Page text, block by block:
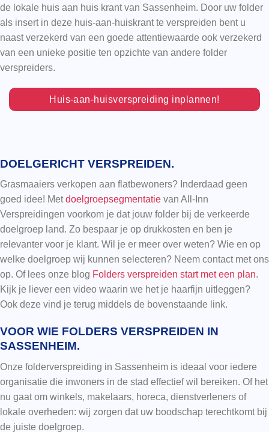
de lokale huis aan huis krant van Sassenheim. Door uw folder
als insert in deze huis-aan-huiskrant te verspreiden bent u
naast verzekerd van een goede attentiewaarde ook verzekerd
van een unieke positie ten opzichte van andere folder
verspreiders.
Huis-aan-huisverspreiding inplannen!
DOELGERICHT VERSPREIDEN.
Grasmaaiers verkopen aan flatbewoners? Inderdaad geen
goed idee! Metdoelgroepsegmentatie van All-Inn
Verspreidingen voorkom je dat jouw folder bij de verkeerde
doelgroep land. Zo bespaar je op drukkosten en ben je
relevanter voor je klant. Wil je er meer over weten? Wie en op
welke doelgroep wij kunnen selecteren? Neem contact met ons
op. Of lees onze blog Folders verspreiden start met een plan.
Kijk je liever een video waarin we het je haarfijn uitleggen?
Ook deze vind je terug middels de bovenstaande link.
VOOR WIE FOLDERS VERSPREIDEN IN
SASSENHEIM.
Onze folderverspreiding in Sassenheim is ideaal voor iedere
organisatie die inwoners in de stad effectief wil bereiken. Of het
nu gaat om winkels, makelaars, horeca, dienstverleners of
lokale overheden: wij zorgen dat uw boodschap terechtkomt bij
de juiste doelgroep.